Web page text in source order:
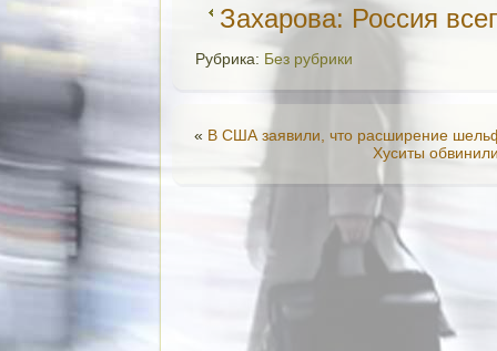
Захарова: Россия
Рубрика: Без рубрики
« В США заявили, что расширение
Хуситы